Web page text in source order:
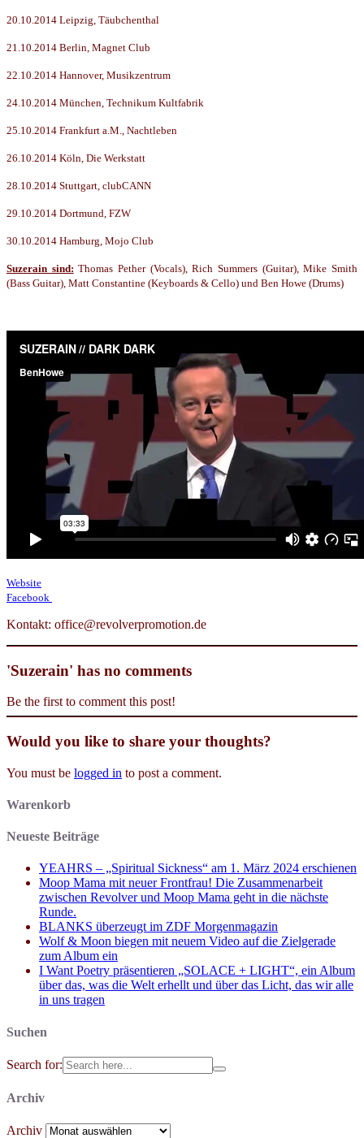
20.10.2014 Leipzig, Täubchenthal
21.10.2014 Berlin, Magnet Club
22.10.2014 Hannover, Musikzentrum
24.10.2014 München, Technikum Kultfabrik
25.10.2014 Frankfurt a.M., Nachtleben
26.10.2014 Köln, Die Werkstatt
28.10.2014 Stuttgart, clubCANN
29.10.2014 Dortmund, FZW
30.10.2014 Hamburg, Mojo Club
Suzerain sind: Thomas Pether (Vocals), Rich Summers (Guitar), Mike Smith
(Bass Guitar), Matt Constantine (Keyboards & Cello) und Ben Howe (Drums)
Website
Facebook
Kontakt: office@revolverpromotion.de
'Suzerain' has no comments
Be the first to comment this post!
Would you like to share your thoughts?
You must be logged in to post a comment.
Warenkorb
Neueste Beiträge
YEAHRS – „Spiritual Sickness“ am 1. März 2024 erschienen
Moop Mama mit neuer Frontfrau! Die Zusammenarbeit
zwischen Revolver und Moop Mama geht in die nächste
Runde.
BLANKS überzeugt im ZDF Morgenmagazin
Wolf & Moon biegen mit neuem Video auf die Zielgerade
zum Album ein
I Want Poetry präsentieren „SOLACE + LIGHT“, ein Album
über das, was die Welt erhellt und über das Licht, das wir alle
in uns tragen
Suchen
Search for:
Archiv
Archiv